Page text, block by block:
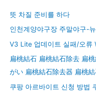
뜻 차질 준비를 하다
인천계양야구장 주말야구-
V3 Lite 업데이트 실패/오류
扁桃結石 扁桃結石除去 扁
がい 扁桃結石除去器 扁桃
쿠팡 아르바이트 신청 방법